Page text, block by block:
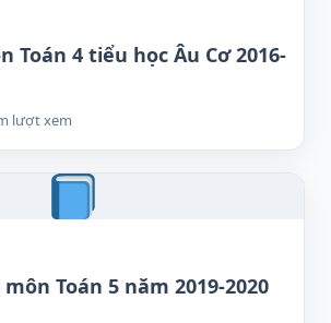
Toán 4 tiểu học Âu Cơ 2016-
lượt xem
Toán 5 năm 2019-2020